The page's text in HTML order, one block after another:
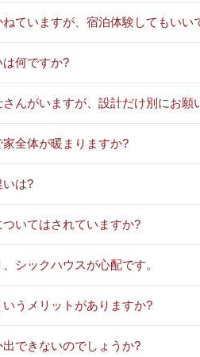
ていますが、宿泊体験してもいい
何ですか?
んがいますが、設計だけ別にお願
全体が暖まりますか?
いは?
いてはされていますか?
シックハウスが心配です。
うメリットがありますか?
できないのでしょうか?